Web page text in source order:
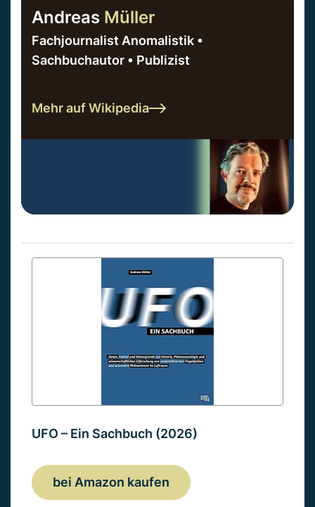
Andreas Müller
Fachjournalist Anomalistik •
Sachbuchautor • Publizist
Mehr auf Wikipedia
UFO – Ein Sachbuch (2026)
bei Amazon kaufen